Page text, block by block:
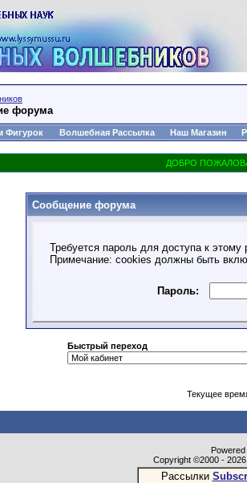
форума
Фигурок Волшебная Рассылка Наш Магазин
Сообщение форума
Требуется пароль для доступа к
Примечание: cookies должны быть
Пароль:
Быстрый переход
Текущее
Copyright ©2000 -
Рассылки